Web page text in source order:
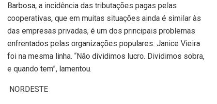
Barbosa, a incidência das tributações pagas pelas
cooperativas, que em muitas situações ainda é similar às
das empresas privadas, é um dos principais problemas
enfrentados pelas organizações populares. Janice Vieira
foi na mesma linha. “Não dividimos lucro. Dividimos sobra,
e quando tem”, lamentou.
NORDESTE